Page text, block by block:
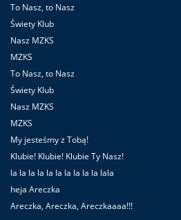
To Nasz, to Nasz
Świety Klub
Nasz MZKS
MZKS
To Nasz, to Nasz
Świety Klub
Nasz MZKS
MZKS
My jesteśmy z Tobą!
Klubie! Klubie! Klubie Ty Nasz!
la la la la la la la la la la lala
heja Areczka
Areczka, Areczka, Areczkaaaa!!!